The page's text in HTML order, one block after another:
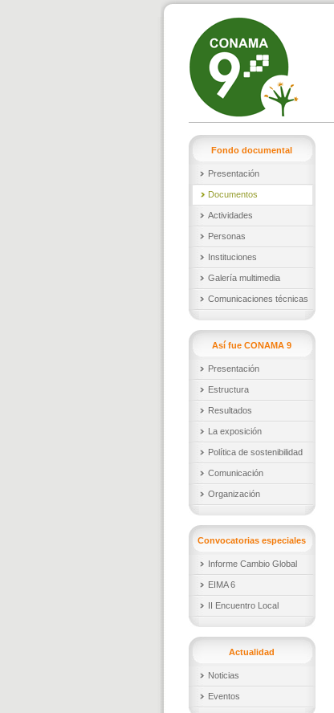
Fondo documental
Presentación
Documentos
Actividades
Personas
Instituciones
Galería multimedia
Comunicaciones técnicas
Así fue CONAMA 9
Presentación
Estructura
Resultados
La exposición
Política de sostenibilidad
Comunicación
Organización
Convocatorias especiales
Informe Cambio Global
EIMA 6
II Encuentro Local
Actualidad
Noticias
Eventos